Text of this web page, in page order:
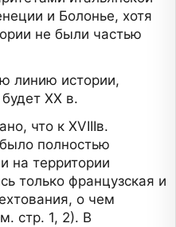
и Болонье, хотя
не были частью
линию истории,
XX в.
что к XVIIIв.
полностью
на территории
только французская и
о чем
стр. 1, 2). В